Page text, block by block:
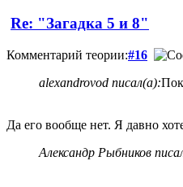
Re: "Загадка 5 и 8"
Комментарий теории:#16
alexandrovod писал(а):
Да его вообще нет. Я давно
Александр Рыбников